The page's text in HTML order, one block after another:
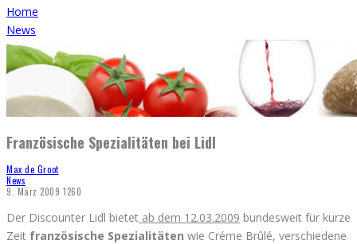
Home
News
Französische Spezialitäten bei Lidl
Max de Groot
News
9. März 2009 1260
Der Discounter Lidl bietet ab dem 12.03.2009 bundesweit für kurze
Zeit französische Spezialitäten wie Créme Brûlé, verschiedene